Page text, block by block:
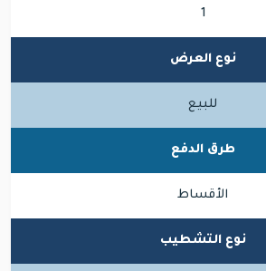
1
نوع العرض
للبيع
طرق الدفع
الأقساط
نوع التشطيب